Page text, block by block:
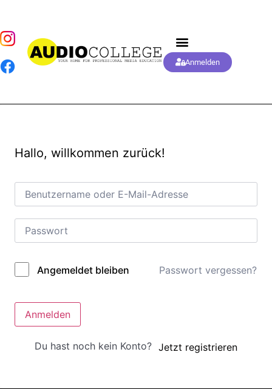
Anmelden
Hallo, willkommen zurück!
Alternative:
Angemeldet bleiben Passwort vergessen?
Anmelden
Du hast noch kein Konto? Jetzt registrieren